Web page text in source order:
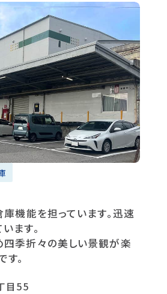
庫機能を担っています。迅速
ます。
季折々の美しい景観が楽
。
目55